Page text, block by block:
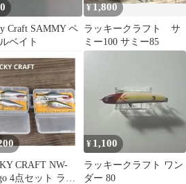
Craft SAMMY ペ
ベイト
¥1,800
ラッキークラフト サ
ミー100 サミー85
CRAFT NW-
4点セット ラッ
¥ 1,100
ラッキークラフト ワン
ダー 80